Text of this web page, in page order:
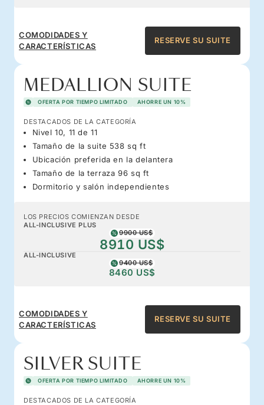
COMODIDADES Y
CARACTERÍSTICAS
RESERVE SU SUITE
MEDALLION SUITE
OFERTA POR TIEMPO LIMITADO AHORRE UN 10%
DESTACADOS DE LA CATEGORÍA
Nivel 10, 11 de 11
Tamaño de la suite 538 sq ft
Ubicación preferida en la delantera
Tamaño de la terraza 96 sq ft
Dormitorio y salón independientes
LOS PRECIOS COMIENZAN DESDE
ALL-INCLUSIVE PLUS
9900 US$
8910 US$
ALL-INCLUSIVE
9400 US$
8460 US$
COMODIDADES Y
CARACTERÍSTICAS
RESERVE SU SUITE
SILVER SUITE
OFERTA POR TIEMPO LIMITADO AHORRE UN 10%
DESTACADOS DE LA CATEGORÍA